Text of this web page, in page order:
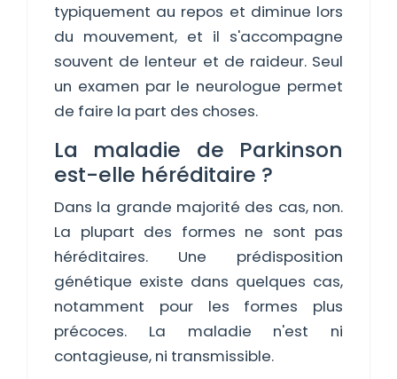
typiquement au repos et diminue lors
du mouvement, et il s'accompagne
souvent de lenteur et de raideur. Seul
un examen par le neurologue permet
de faire la part des choses.
La maladie de Parkinson
est-elle héréditaire ?
Dans la grande majorité des cas, non.
La plupart des formes ne sont pas
héréditaires. Une prédisposition
génétique existe dans quelques cas,
notamment pour les formes plus
précoces. La maladie n'est ni
contagieuse, ni transmissible.